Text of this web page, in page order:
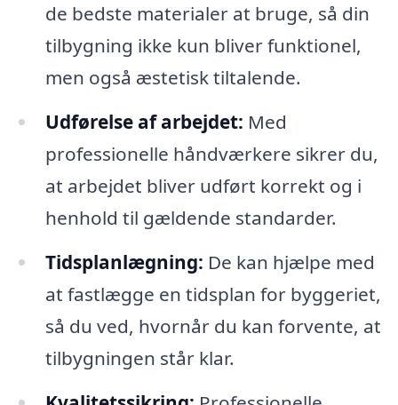
de bedste materialer at bruge, så din
tilbygning ikke kun bliver funktionel,
men også æstetisk tiltalende.
Udførelse af arbejdet: Med
professionelle håndværkere sikrer du,
at arbejdet bliver udført korrekt og i
henhold til gældende standarder.
Tidsplanlægning: De kan hjælpe med
at fastlægge en tidsplan for byggeriet,
så du ved, hvornår du kan forvente, at
tilbygningen står klar.